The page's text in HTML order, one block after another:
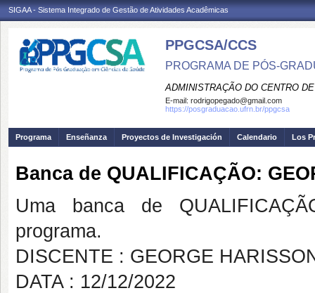
SIGAA - Sistema Integrado de Gestão de Atividades Acadêmicas
PPGCSA/CCS
PROGRAMA DE PÓS-
ADMINISTRAÇÃO DO CENTRO
E-mail: rodrigopegado@gmail.com
https://posgraduacao.ufrn.br/ppgcsa
Programa Enseñanza Proyectos de Investigación Calendario Los
Banca de QUALIFICAÇÃO:
Uma banca de
programa.
DISCENTE : GEORGE
DATA : 12/12/2022